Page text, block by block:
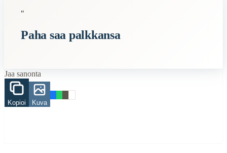
Description:Väärät teot kostautuvat tekijälleen ennemmin tai
Lyhyet
Related Topics
"
Paha saa palkkansa
Jaa sanonta
Kopioi Kuva